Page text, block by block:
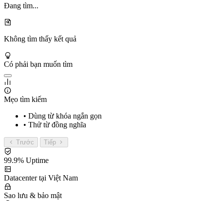
Đang tìm...
Không tìm thấy kết quả
Có phải bạn muốn tìm
Mẹo tìm kiếm
• Dùng từ khóa ngắn gọn
• Thử từ đồng nghĩa
Trước Tiếp
99.9% Uptime
Datacenter tại Việt Nam
Sao lưu & bảo mật